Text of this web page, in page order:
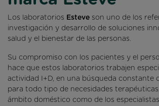
Los laboratorios Esteve son uno de los
investigación y desarrollo de soluciones
salud y el bienestar de las personas.
Su compromiso con los pacientes y el
hace que estos laboratorios trabajen
actividad I+D, en una búsqueda constante
para todo tipo de necesidades terapéuticas
ámbito doméstico como de los